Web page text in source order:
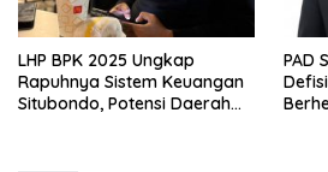
LHP BPK 2025 Ungkap
Rapuhnya Sistem Keuangan
Situbondo, Potensi Daerah
PAD